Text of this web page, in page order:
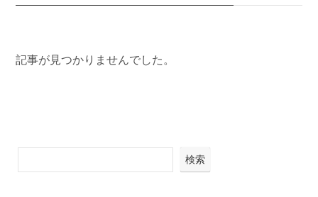
記事が見つかりませんでした。
検索